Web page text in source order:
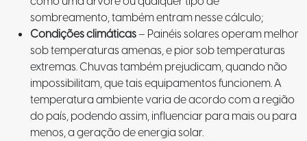
sombreamento, também entram nesse cálculo;
Condições climáticas– Painéis solares operam melhor
sob temperaturas amenas, e pior sob temperaturas
extremas. Chuvas também prejudicam, quando não
impossibilitam, que tais equipamentos funcionem. A
temperatura ambiente varia de acordo com a região
do país, podendo assim, influenciar para mais ou para
menos, a geração de energia solar.